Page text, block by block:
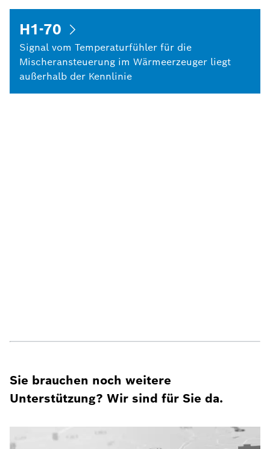
H1-70
Signal vom Temperaturfühler für die
Mischeransteuerung im Wärmeerzeuger liegt
außerhalb der Kennlinie
Sie brauchen noch weitere
Unterstützung? Wir sind für Sie da.